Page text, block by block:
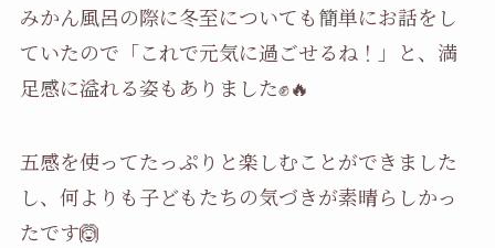
みかん風呂の際に冬至についても簡単にお話をし
ていたので「これで元気に過ごせるね！」と、満
足感に溢れる姿もありました✊️🔥
五感を使ってたっぷりと楽しむことができました
し、何よりも子どもたちの気づきが素晴らしかっ
たです🙆